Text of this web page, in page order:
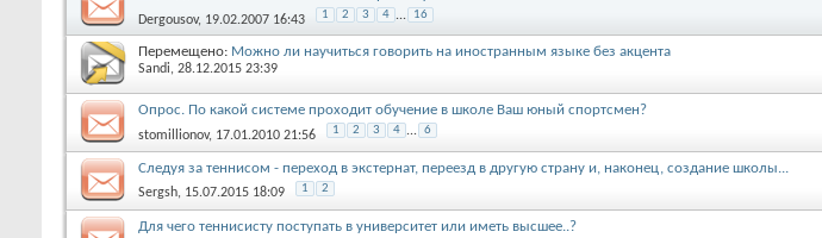
Dergousov, 19.02.2007 16:43 1 2 3 4 ... 16
Перемещено: Можно ли научиться говорить на иностранным языке без акцента
Sandi, 28.12.2015 23:39
Опрос. По какой системе проходит обучение в школе Ваш юный спортсмен?
stomillionov, 17.01.2010 21:56 1 2 3 4 ... 6
Следуя за теннисом - переход в экстернат, переезд в другую страну и, наконец, создание школы...
Sergsh, 15.07.2015 18:09 1 2
Для чего теннисисту поступать в университет или иметь высшее..?